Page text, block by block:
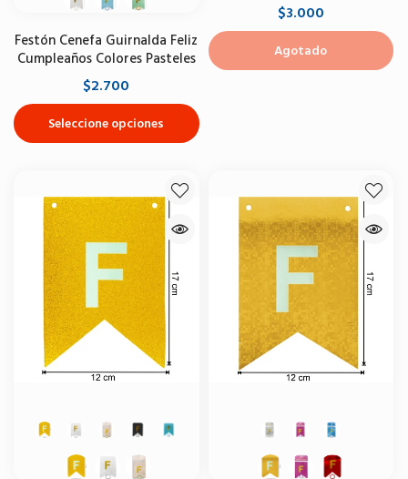
Festón Cenefa Guirnalda Feliz
Cumpleaños Colores Pasteles
$2.700
Seleccione opciones
$3.000
Agotado